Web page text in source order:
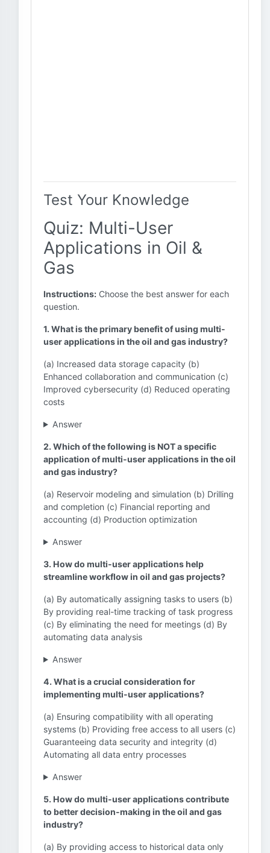
Test Your Knowledge
Quiz: Multi-User
Applications in Oil &
Gas
Instructions: Choose the best answer for each
question.
1. What is the primary benefit of using multi-
user applications in the oil and gas industry?
(a) Increased data storage capacity (b)
Enhanced collaboration and communication (c)
Improved cybersecurity (d) Reduced operating
costs
Answer
2. Which of the following is NOT a specific
application of multi-user applications in the oil
and gas industry?
(a) Reservoir modeling and simulation (b) Drilling
and completion (c) Financial reporting and
accounting (d) Production optimization
Answer
3. How do multi-user applications help
streamline workflow in oil and gas projects?
(a) By automatically assigning tasks to users (b)
By providing real-time tracking of task progress
(c) By eliminating the need for meetings (d) By
automating data analysis
Answer
4. What is a crucial consideration for
implementing multi-user applications?
(a) Ensuring compatibility with all operating
systems (b) Providing free access to all users (c)
Guaranteeing data security and integrity (d)
Automating all data entry processes
Answer
5. How do multi-user applications contribute
to better decision-making in the oil and gas
industry?
(a) By providing access to historical data only